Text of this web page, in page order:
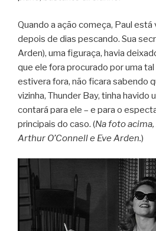
Quando a ação começa, Paul
depois de dias pescando. Sua
Arden), uma figuraça, havia
que ele fora procurado por uma tal
estivera fora, não ficara sabendo
vizinha, Thunder Bay, tinha havido
contará para ele – e para o
principais do caso. (Na foto
Arthur O’Connell e Eve Arden.)